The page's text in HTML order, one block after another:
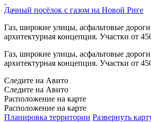
Дачный посёлок с газом на Новой Риге
Газ, широкие улицы, асфальтовые
архитектурная концепция. Участки от
Газ, широкие улицы, асфальтовые
архитектурная концепция. Участки от
Следите на Авито
Следите на Авито
Расположение на карте
Расположение на карте
Планировка территории Развернуть